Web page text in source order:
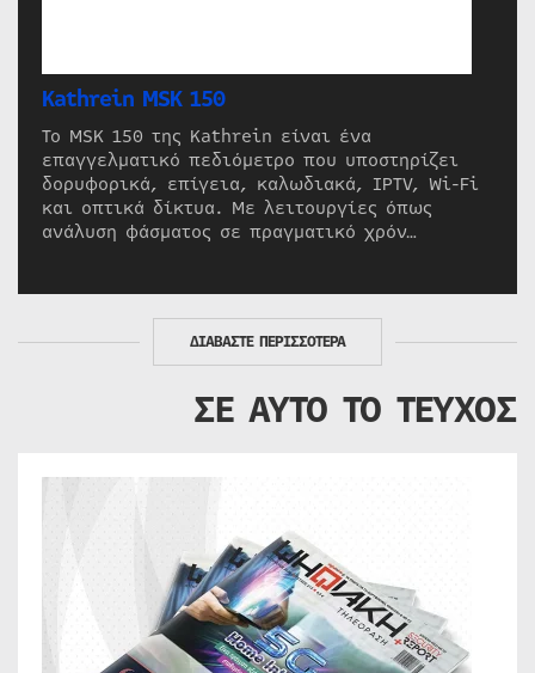
Kathrein MSK 150
Το MSK 150 της Kathrein είναι ένα
επαγγελματικό πεδιόμετρο που υποστηρίζει
δορυφορικά, επίγεια, καλωδιακά, IPTV, Wi-Fi
και οπτικά δίκτυα. Με λειτουργίες όπως
ανάλυση φάσματος σε πραγματικό χρόν…
ΔΙΑΒΑΣΤΕ ΠΕΡΙΣΣΟΤΕΡΑ
ΣΕ ΑΥΤΟ ΤΟ ΤΕΥΧΟΣ